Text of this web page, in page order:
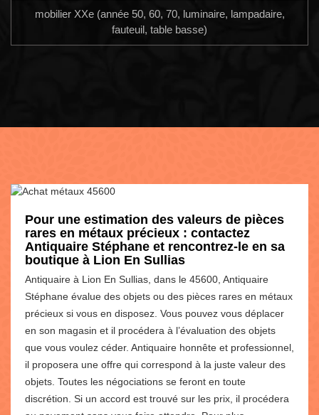
mobilier XXe (année 50, 60, 70, luminaire, lampadaire,
fauteuil, table basse)
Pour une estimation des valeurs de pièces
rares en métaux précieux : contactez
Antiquaire Stéphane et rencontrez-le en sa
boutique à Lion En Sullias
Antiquaire à Lion En Sullias, dans le 45600, Antiquaire
Stéphane évalue des objets ou des pièces rares en métaux
précieux si vous en disposez. Vous pouvez vous déplacer
en son magasin et il procédera à l’évaluation des objets
que vous voulez céder. Antiquaire honnête et professionnel,
il proposera une offre qui correspond à la juste valeur des
objets. Toutes les négociations se feront en toute
discrétion. Si un accord est trouvé sur les prix, il procédera